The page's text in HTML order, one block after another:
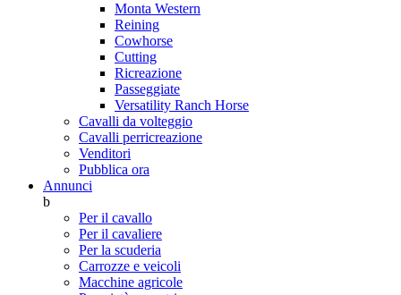
Monta Western
Reining
Cowhorse
Cutting
Ricreazione
Passeggiate
Versatility Ranch Horse
Cavalli da volteggio
Cavalli perricreazione
Venditori
Pubblica ora
Annunci
b
Per il cavallo
Per il cavaliere
Per la scuderia
Carrozze e veicoli
Macchine agricole